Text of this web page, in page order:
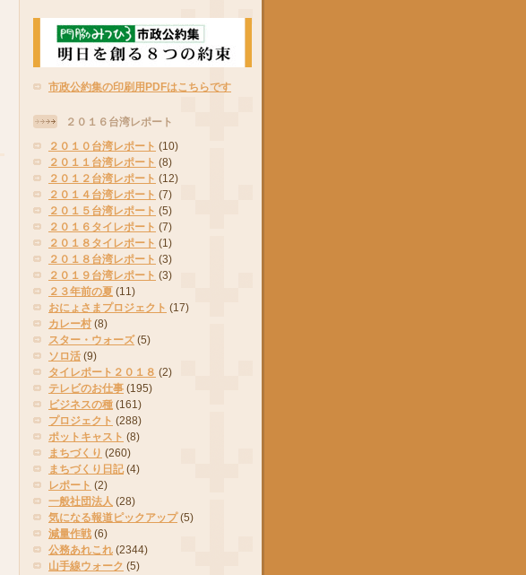
市政公約集の印刷用PDFはこちらです
２０１６台湾レポート
２０１０台湾レポート (10)
２０１１台湾レポート (8)
２０１２台湾レポート (12)
２０１４台湾レポート (7)
２０１５台湾レポート (5)
２０１６タイレポート (7)
２０１８タイレポート (1)
２０１８台湾レポート (3)
２０１９台湾レポート (3)
２３年前の夏 (11)
おにょさまプロジェクト (17)
カレー村 (8)
スター・ウォーズ (5)
ソロ活 (9)
タイレポート２０１８ (2)
テレビのお仕事 (195)
ビジネスの種 (161)
プロジェクト (288)
ポットキャスト (8)
まちづくり (260)
まちづくり日記 (4)
レポート (2)
一般社団法人 (28)
気になる報道ピックアップ (5)
減量作戦 (6)
公務あれこれ (2344)
山手線ウォーク (5)